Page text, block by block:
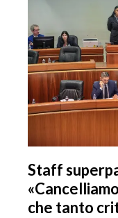
Staff
che tanto